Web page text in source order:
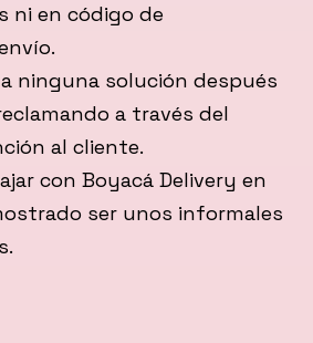
ni en código de
ninguna solución después
a través del
al cliente.
con Boyacá Delivery en
ser unos informales